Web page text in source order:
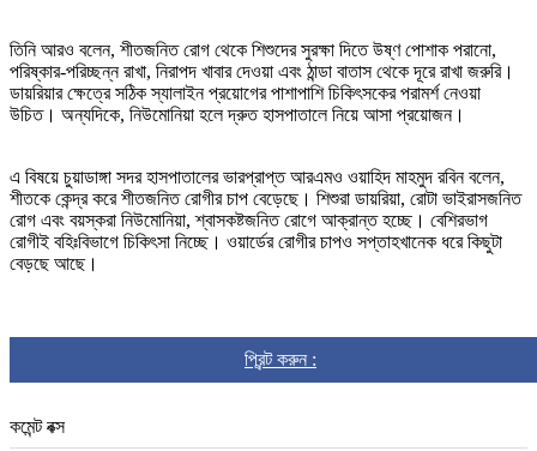
তিনি আরও বলেন, শীতজনিত রোগ থেকে শিশুদের সুরক্ষা দিতে উষ্ণ পোশাক পরানো,
পরিষ্কার-পরিচ্ছন্ন রাখা, নিরাপদ খাবার দেওয়া এবং ঠান্ডা বাতাস থেকে দূরে রাখা জরুরি।
ডায়রিয়ার ক্ষেত্রে সঠিক স্যালাইন প্রয়োগের পাশাপাশি চিকিৎসকের পরামর্শ নেওয়া
উচিত। অন্যদিকে, নিউমোনিয়া হলে দ্রুত হাসপাতালে নিয়ে আসা প্রয়োজন।
এ বিষয়ে চুয়াডাঙ্গা সদর হাসপাতালের ভারপ্রাপ্ত আরএমও ওয়াহিদ মাহমুদ রবিন বলেন,
শীতকে কেন্দ্র করে শীতজনিত রোগীর চাপ বেড়েছে। শিশুরা ডায়রিয়া, রোটা ভাইরাসজনিত
রোগ এবং বয়স্করা নিউমোনিয়া, শ্বাসকষ্টজনিত রোগে আক্রান্ত হচ্ছে। বেশিরভাগ
রোগীই বহিঃবিভাগে চিকিৎসা নিচ্ছে। ওয়ার্ডের রোগীর চাপও সপ্তাহখানেক ধরে কিছুটা
বেড়ছে আছে।
প্রিন্ট করুন :
কমেন্ট বক্স